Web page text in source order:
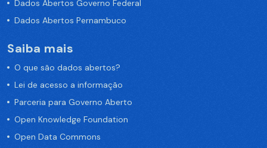
Dados Abertos Governo Federal
Dados Abertos Pernambuco
Saiba mais
O que são dados abertos?
Lei de acesso a informação
Parceria para Governo Aberto
Open Knowledge Foundation
Open Data Commons